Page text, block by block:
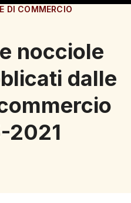
DI COMMERCIO
nocciole
dalle
2021